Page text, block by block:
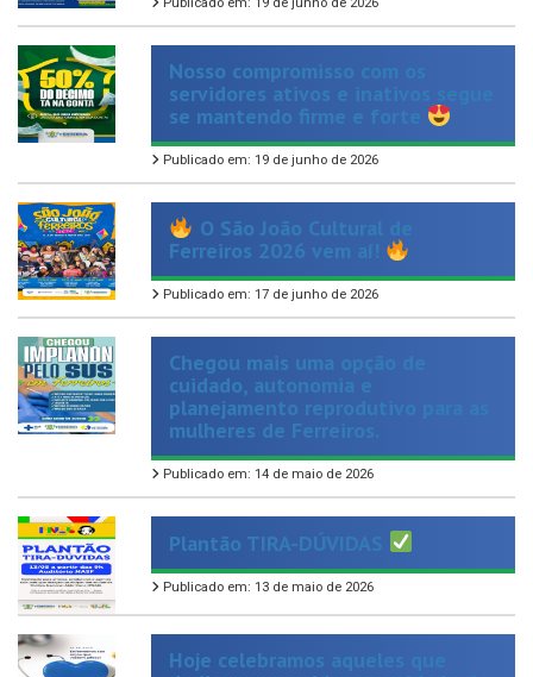
Nosso compromisso com os
servidores ativos e inativos segue
se mantendo firme e forte
Publicado em: 19 de junho de 2026
O São João Cultural de
Ferreiros 2026 vem aí!
Publicado em: 17 de junho de 2026
Chegou mais uma opção de
cuidado, autonomia e
planejamento reprodutivo para as
mulheres de Ferreiros.
Publicado em: 14 de maio de 2026
Plantão TIRA-DÚVIDAS
Publicado em: 13 de maio de 2026
Hoje celebramos aqueles que
dedicam suas vidas ao cuidado, à
atenção e ao amor ao próximo.